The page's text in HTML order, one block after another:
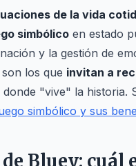
de la vida
simbólico en estado
y la gestión de
los que invitan a
"vive" la historia.
simbólico y sus
Bluey: cuál